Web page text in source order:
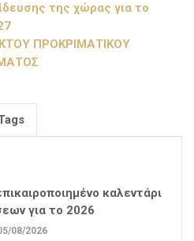
της χώρας για το
ΠΡΟΚΡΙΜΑΤΙΚΟΥ
καλεντάρι
για το 2026
08/2026